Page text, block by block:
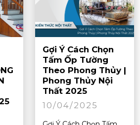
Gợi Ý Cách Chọn
Tấm Ốp Tường
Theo Phong Thủy |
Phong Thủy Nội
Thất 2025
10/04/2025